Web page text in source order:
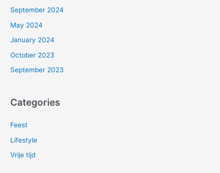
September 2024
May 2024
January 2024
October 2023
September 2023
Categories
Feest
Lifestyle
Vrije tijd